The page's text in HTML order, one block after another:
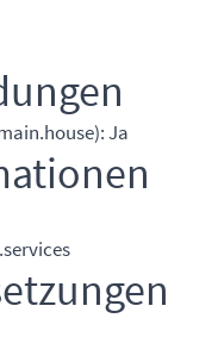
Ja